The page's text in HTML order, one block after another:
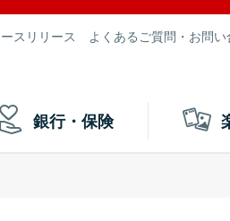
スリリース よくあるご質問・お問
銀行・保険